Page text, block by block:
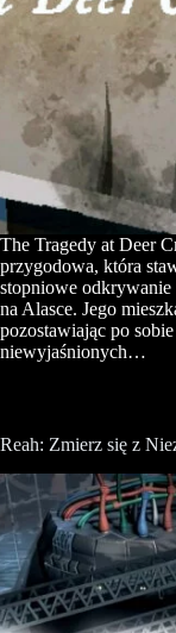
The Tragedy at Deer
przygodowa, która
stopniowe odkrywanie
na Alasce. Jego
pozostawiając po
niewyjaśnionych…
Reah: Zmierz się z